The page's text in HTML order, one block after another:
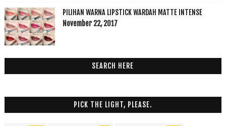
PILIHAN WARNA LIPSTICK WARDAH MATTE INTENSE
November 22, 2017
SEARCH HERE
PICK THE LIGHT, PLEASE.